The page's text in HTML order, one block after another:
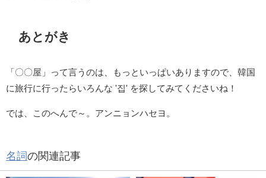
あとがき
「〇〇屋」って言うのは、もっといっぱいありますので、韓国
に旅行に行ったらいろんな '집' を探してみてくださいね！
では、このへんで～。アンニョンハセヨ。
名詞の関連記事